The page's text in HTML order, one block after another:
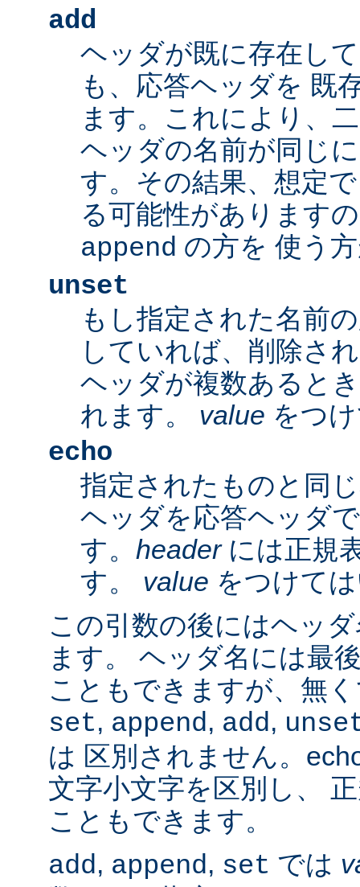
add
ヘッダが既に存在し
も、応答ヘッダを 既
ます。これにより、
ヘッダの名前が同じ
す。その結果、想定
る可能性があります
append の方を 使う
unset
もし指定された名前
していれば、削除さ
ヘッダが複数あると
れます。 value をつ
echo
指定されたものと同
ヘッダを応答ヘッダ
す。 headerには正規
す。 value をつけて
この引数の後にはヘッ
ます。 ヘッダ名には最
こともできますが、無
set, append, add,
は 区別されません。
文字小文字を区別し、
こともできます。
add, append, set では